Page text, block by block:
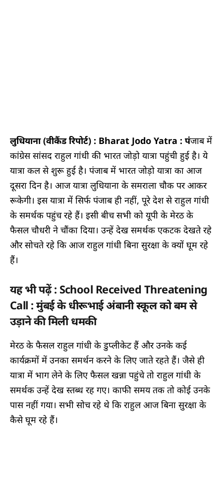
लुधियाना (वीकैंड रिपोर्ट) : Bharat Jodo Yatra : पंजाब में
कांग्रेस सांसद राहुल गांधी की भारत जोड़ो यात्रा पहुंची हुई है। ये
यात्रा कल से शुरू हुई है। पंजाब में भारत जोड़ो यात्रा का आज
दूसरा दिन है। आज यात्रा लुधियाना के समराला चौक पर आकर
रूकेगी। इस यात्रा में सिर्फ पंजाब ही नहीं, पूरे देश से राहुल गांधी
के समर्थक पहुंच रहे हैं। इसी बीच सभी को यूपी के मेरठ के
फैसल चौधरी ने चौंका दिया। उन्हें देख समर्थक एकटक देखते रहे
और सोचते रहे कि आज राहुल गांधी बिना सुरक्षा के क्यों घूम रहे
हैं।
यह भी पढ़ें : School Received Threatening
Call : मुंबई के धीरूभाई अंबानी स्कूल को बम से
उड़ाने की मिली धमकी
मेरठ के फैसल राहुल गांधी के डुप्लीकेट हैं और उनके कई
कार्यक्रमों में उनका समर्थन करने के लिए जाते रहते हैं। जैसे ही
यात्रा में भाग लेने के लिए फैसल खन्ना पहुंचे तो राहुल गांधी के
समर्थक उन्हें देख स्तब्ध रह गए। काफी समय तक तो कोई उनके
पास नहीं गया। सभी सोच रहे थे कि राहुल आज बिना सुरक्षा के
कैसे घूम रहे हैं।